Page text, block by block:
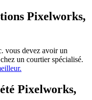
Pixelworks,
vous devez avoir un
un courtier spécialisé.
Pixelworks,